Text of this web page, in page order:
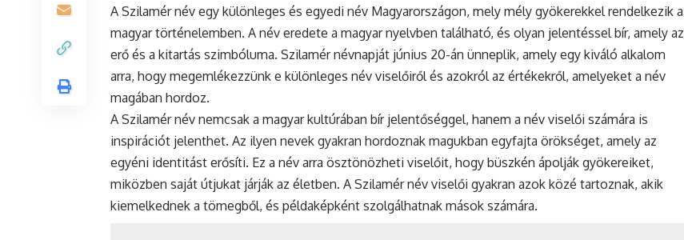
A Szilamér név egy különleges és egyedi név Magyarországon, mely mély gyökerekkel rendelkezik a
magyar történelemben. A név eredete a magyar nyelvben található, és olyan jelentéssel bír, amely az
erő és a kitartás szimbóluma. Szilamér névnapját június 20-án ünneplik, amely egy kiváló alkalom
arra, hogy megemlékezzünk e különleges név viselőiről és azokról az értékekről, amelyeket a név
magában hordoz.
A Szilamér név nemcsak a magyar kultúrában bír jelentőséggel, hanem a név viselői számára is
inspirációt jelenthet. Az ilyen nevek gyakran hordoznak magukban egyfajta örökséget, amely az
egyéni identitást erősíti. Ez a név arra ösztönözheti viselőit, hogy büszkén ápolják gyökereiket,
miközben saját útjukat járják az életben. A Szilamér név viselői gyakran azok közé tartoznak, akik
kiemelkednek a tömegből, és példaképként szolgálhatnak mások számára.